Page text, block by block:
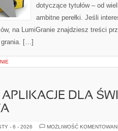
dotyczące tytułów – od
ambitne perełki. Jeśli
na LumiGranie znajdziesz treści
grania. […]
DLA
- 6 - 2026 MOŻLIWOŚĆ